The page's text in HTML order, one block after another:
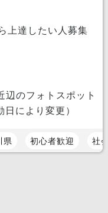
上達したい人募集
のフォトスポット
により変更）
県 初心者歓迎 社